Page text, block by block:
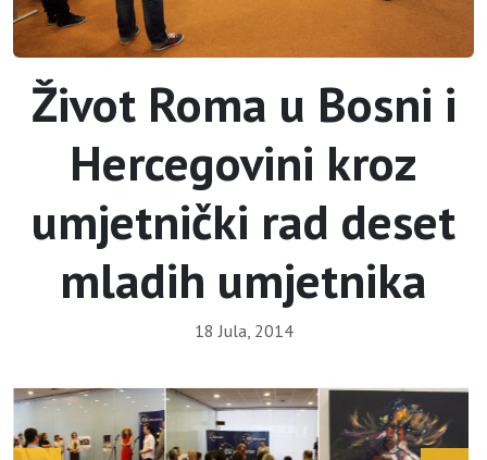
Život Roma u Bosni i
Hercegovini kroz
umjetnički rad deset
mladih umjetnika
18 Jula, 2014